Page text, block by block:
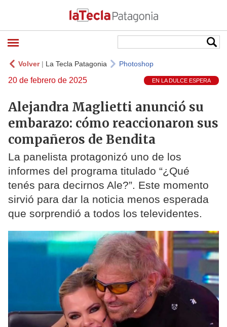
Volver| La Tecla Patagonia Photoshop
20 de febrero de 2025 EN LA DULCE ESPERA
Alejandra Maglietti anunció su
embarazo: cómo reaccionaron sus
compañeros de Bendita
La panelista protagonizó uno de los
informes del programa titulado “¿Qué
tenés para decirnos Ale?”. Este momento
sirvió para dar la noticia menos esperada
que sorprendió a todos los televidentes.